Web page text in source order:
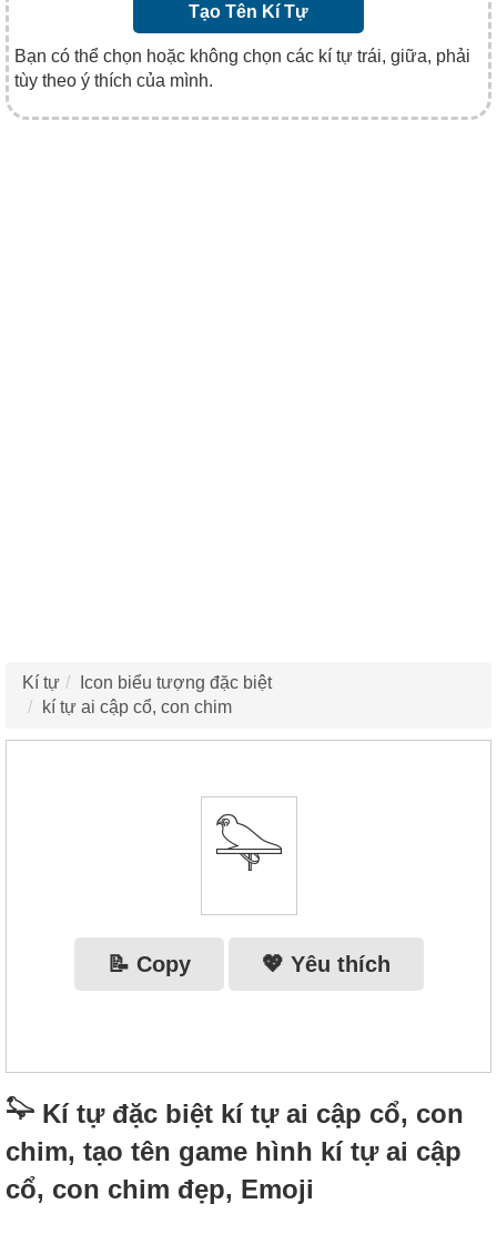
Tạo Tên Kí Tự
Bạn có thể chọn hoặc không chọn các kí tự trái, giữa, phải
tùy theo ý thích của mình.
Kí tự
Icon biểu tượng đặc biệt
kí tự ai cập cổ, con chim
𓅍
📝 Copy 💖 Yêu thích
𓅍 Kí tự đặc biệt kí tự ai cập cổ, con
chim, tạo tên game hình kí tự ai cập
cổ, con chim đẹp, Emoji